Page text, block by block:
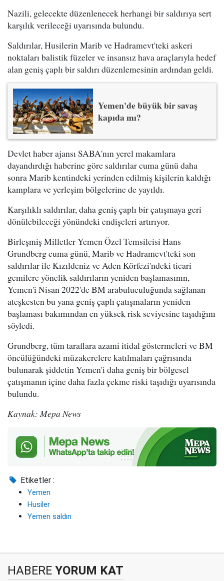
Nazili, gelecekte düzenlenecek herhangi bir saldırıya sert
karşılık verileceği uyarısında bulundu.
Saldırılar, Husilerin Marib ve Hadramevt'teki askeri
noktaları balistik füzeler ve insansız hava araçlarıyla hedef
alan geniş çaplı bir saldırı düzenlemesinin ardından geldi.
Yemen'de büyük bir savaş
kapıda mı?
Devlet haber ajansı SABA'nın yerel makamlara
dayandırdığı haberine göre saldırılar cuma günü daha
sonra Marib kentindeki yerinden edilmiş kişilerin kaldığı
kamplara ve yerleşim bölgelerine de yayıldı.
Karşılıklı saldırılar, daha geniş çaplı bir çatışmaya geri
dönülebileceği yönündeki endişeleri artırıyor.
Birleşmiş Milletler Yemen Özel Temsilcisi Hans
Grundberg cuma günü, Marib ve Hadramevt'teki son
saldırılar ile Kızıldeniz ve Aden Körfezi'ndeki ticari
gemilere yönelik saldırıların yeniden başlamasının,
Yemen'i Nisan 2022'de BM arabuluculuğunda sağlanan
ateşkesten bu yana geniş çaplı çatışmaların yeniden
başlaması bakımından en yüksek risk seviyesine taşıdığını
söyledi.
Grundberg, tüm taraflara azami itidal göstermeleri ve BM
öncülüğündeki müzakerelere katılmaları çağrısında
bulunarak şiddetin Yemen'i daha geniş bir bölgesel
çatışmanın içine daha fazla çekme riski taşıdığı uyarısında
bulundu.
Kaynak: Mepa News
Etiketler :
Yemen
Husiler
Yemen saldırı
HABERE YORUM KAT